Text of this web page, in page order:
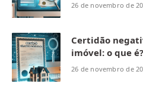
26 de novembro de
Certidão
imóvel: o que é?
26 de novembro de